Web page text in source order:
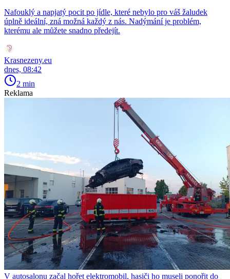
Nafouklý a napjatý pocit po jídle, které nebylo pro váš žaludek
úplně ideální, zná možná každý z nás. Nadýmání je problém,
kterému ale můžete snadno předejít.
Krasnezeny.eu
dnes, 08:42
2 min
Reklama
V autosalonu začal hořet elektromobil, hasiči ho museli ponořit do